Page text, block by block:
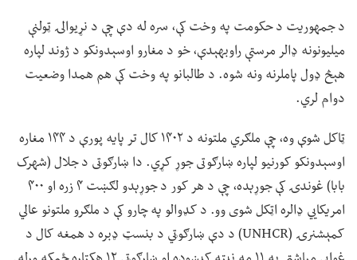
د جمهوریت د حکومت په وخت کې، سره له دې چې د نړیوالۍ ټولنې
میلیونونه ډالر مرستې راوبهېدې، خو د مغارو اوسېدونکو د ژوند لپاره
هېڅ ډول پاملرنه ونه شوه. د طالبانو په وخت کې هم همدا وضعیت
دوام لري.
ټاکل شوې وه، چې ملګري ملتونه د ۱۴۰۲ کال تر پایه پورې د ۱۴۴ مغاره
اوسېدونکو کورنیو لپاره ښارګوتی جوړ کړي. دا ښارګوټی د جلال (شهرک
بابا) غوندۍ کې جوړېده، چې د هر کور د جوړېدو لګښت ۴ زره او ۴۰۰
امریکايي ډالره اټکل شوی وو. د کډوالو په چارو کې د ملګرو ملتونو عالي
کمېشنرۍ (UNHCR) د دې ښارګوټي د بنسټ ډبره د همغه کال د